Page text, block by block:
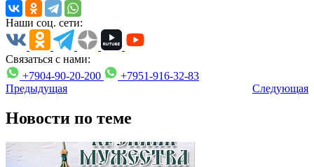
Наши соц. сети:
Связаться с нами:
+7904-90-20-200
+7951-916-32-83
Предыдущая
Следующая
Новости по теме